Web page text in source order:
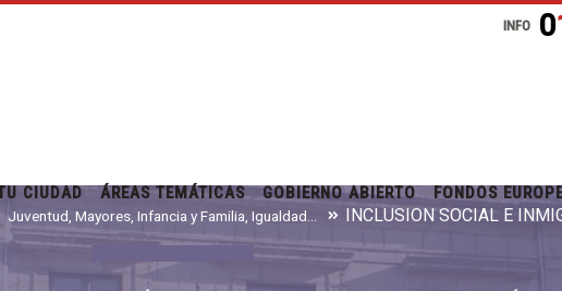
INFO
CIUDAD ÁREAS TEMÁTICAS GOBIERNO ABIERTO FONDOS
INCLUSIÓN SOCIAL E